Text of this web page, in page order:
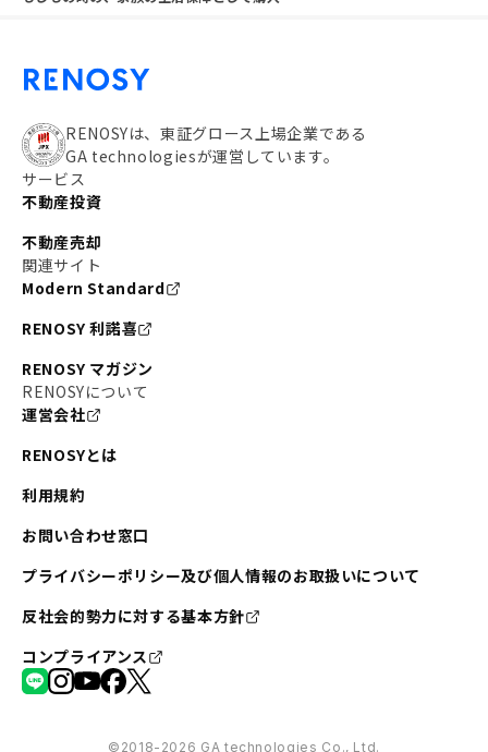
RENOSYは、東証グロース上場企業である
GA technologiesが運営しています。
サービス
不動産投資
不動産売却
関連サイト
Modern Standard
RENOSY 利諾喜
RENOSY マガジン
RENOSYについて
運営会社
RENOSYとは
利用規約
お問い合わせ窓口
プライバシーポリシー及び個人情報のお取扱いについて
反社会的勢力に対する基本方針
コンプライアンス
©︎2018-2026 GA technologies Co., Ltd.